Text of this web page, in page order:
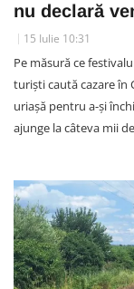
nu declară
15 Iulie 10:31
Pe măsură ce
turiști caută cazare în
uriașă pentru a-și
ajunge la câteva mii